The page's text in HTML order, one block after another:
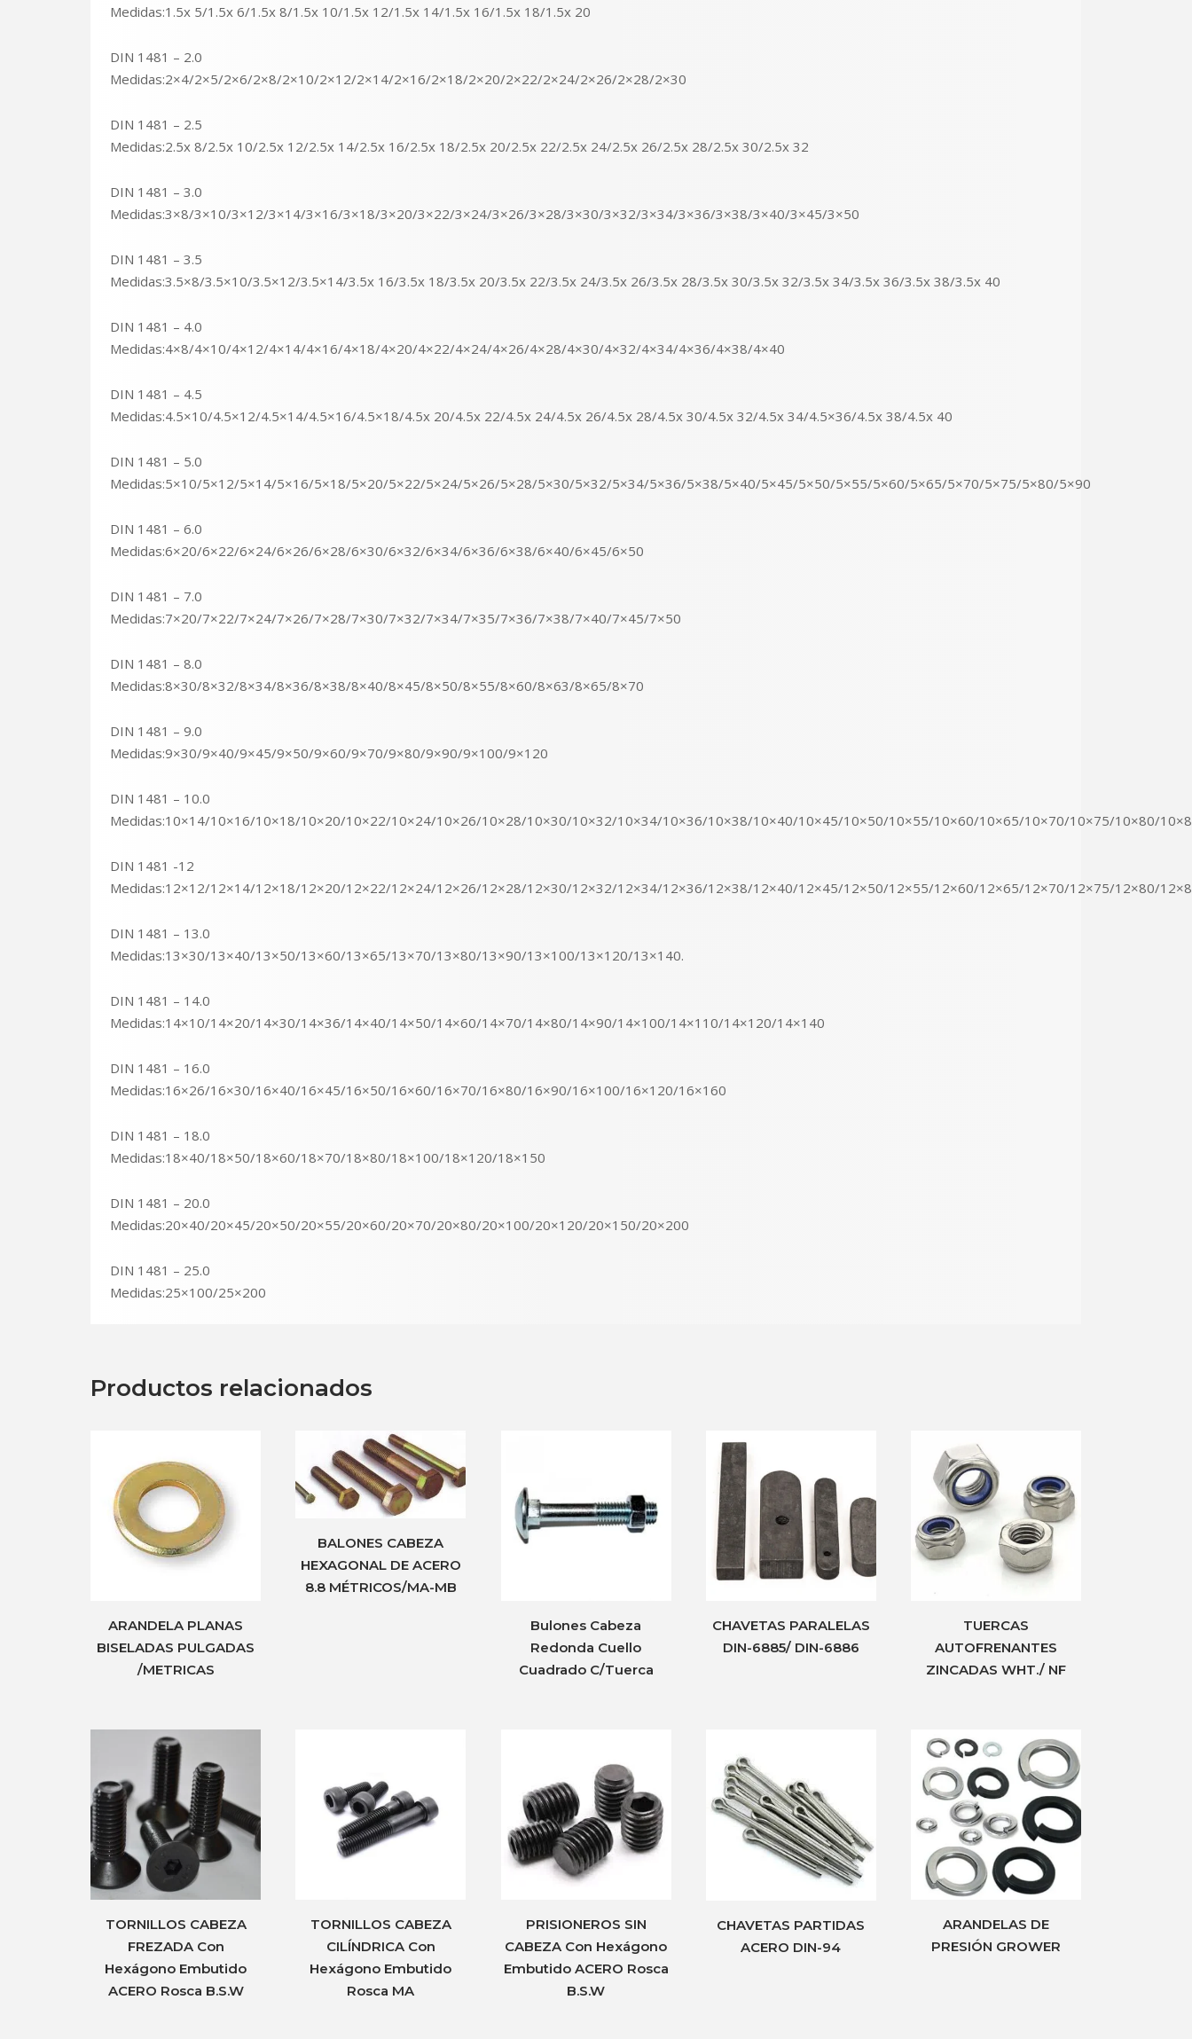
Medidas:1.5x 5/1.5x 6/1.5x 8/1.5x 10/1.5x 12/1.5x 14/1.5x 16/1.5x 18/1.5x 20
DIN 1481 – 2.0
Medidas:2×4/2×5/2×6/2×8/2×10/2×12/2×14/2×16/2×18/2×20/2×22/2×24/2×26/2×28/2×30
DIN 1481 – 2.5
Medidas:2.5x 8/2.5x 10/2.5x 12/2.5x 14/2.5x 16/2.5x 18/2.5x 20/2.5x 22/2.5x 24/2.5x 26/2.5x 28/2.5x 30/2.5x 32
DIN 1481 – 3.0
Medidas:3×8/3×10/3×12/3×14/3×16/3×18/3×20/3×22/3×24/3×26/3×28/3×30/3×32/3×34/3×36/3×38/3×40/3×45/3×50
DIN 1481 – 3.5
Medidas:3.5×8/3.5×10/3.5×12/3.5×14/3.5x 16/3.5x 18/3.5x 20/3.5x 22/3.5x 24/3.5x 26/3.5x 28/3.5x 30/3.5x 32/3.5x 34/3.5x 36/3.5x 38/3.5x 40
DIN 1481 – 4.0
Medidas:4×8/4×10/4×12/4×14/4×16/4×18/4×20/4×22/4×24/4×26/4×28/4×30/4×32/4×34/4×36/4×38/4×40
DIN 1481 – 4.5
Medidas:4.5×10/4.5×12/4.5×14/4.5×16/4.5×18/4.5x 20/4.5x 22/4.5x 24/4.5x 26/4.5x 28/4.5x 30/4.5x 32/4.5x 34/4.5×36/4.5x 38/4.5x 40
DIN 1481 – 5.0
Medidas:5×10/5×12/5×14/5×16/5×18/5×20/5×22/5×24/5×26/5×28/5×30/5×32/5×34/5×36/5×38/5×40/5×45/5×50/5×55/5×60/5×65/5×70/5×75/5×80/5×90
DIN 1481 – 6.0
Medidas:6×20/6×22/6×24/6×26/6×28/6×30/6×32/6×34/6×36/6×38/6×40/6×45/6×50
DIN 1481 – 7.0
Medidas:7×20/7×22/7×24/7×26/7×28/7×30/7×32/7×34/7×35/7×36/7×38/7×40/7×45/7×50
DIN 1481 – 8.0
Medidas:8×30/8×32/8×34/8×36/8×38/8×40/8×45/8×50/8×55/8×60/8×63/8×65/8×70
DIN 1481 – 9.0
Medidas:9×30/9×40/9×45/9×50/9×60/9×70/9×80/9×90/9×100/9×120
DIN 1481 – 10.0
Medidas:10×14/10×16/10×18/10×20/10×22/10×24/10×26/10×28/10×30/10×32/10×34/10×36/10×38/10×40/10×45/10×50/10×55/10×60/10×65/10×70/10×75/10×80/
DIN 1481 -12
Medidas:12×12/12×14/12×18/12×20/12×22/12×24/12×26/12×28/12×30/12×32/12×34/12×36/12×38/12×40/12×45/12×50/12×55/12×60/12×65/12×70/12×75/12×80/
DIN 1481 – 13.0
Medidas:13×30/13×40/13×50/13×60/13×65/13×70/13×80/13×90/13×100/13×120/13×140.
DIN 1481 – 14.0
Medidas:14×10/14×20/14×30/14×36/14×40/14×50/14×60/14×70/14×80/14×90/14×100/14×110/14×120/14×140
DIN 1481 – 16.0
Medidas:16×26/16×30/16×40/16×45/16×50/16×60/16×70/16×80/16×90/16×100/16×120/16×160
DIN 1481 – 18.0
Medidas:18×40/18×50/18×60/18×70/18×80/18×100/18×120/18×150
DIN 1481 – 20.0
Medidas:20×40/20×45/20×50/20×55/20×60/20×70/20×80/20×100/20×120/20×150/20×200
DIN 1481 – 25.0
Medidas:25×100/25×200
Productos relacionados
ARANDELA PLANAS
BISELADAS PULGADAS
/METRICAS
BALONES CABEZA
HEXAGONAL DE ACERO
8.8 MÉTRICOS/MA-MB
Bulones Cabeza
Redonda Cuello
Cuadrado C/Tuerca
CHAVETAS PARALELAS
DIN-6885/ DIN-6886
TUERCAS
AUTOFRENANTES
ZINCADAS WHT./ NF
TORNILLOS CABEZA
FREZADA Con
Hexágono Embutido
ACERO Rosca B.S.W
TORNILLOS CABEZA
CILÍNDRICA Con
Hexágono Embutido
Rosca MA
PRISIONEROS SIN
CABEZA Con Hexágono
Embutido ACERO Rosca
B.S.W
CHAVETAS PARTIDAS
ACERO DIN-94
ARANDELAS DE
PRESIÓN GROWER